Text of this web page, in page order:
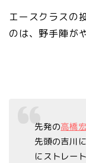
エースクラスの
のは、野手陣が
先発の高橋宏
先頭の吉川
にストレー